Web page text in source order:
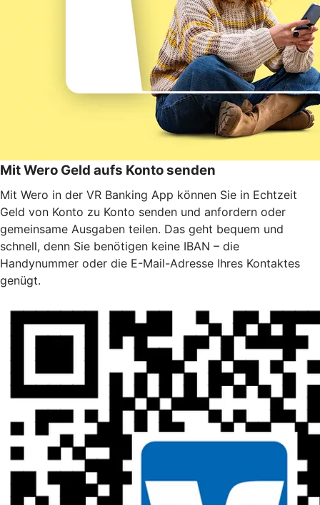
Mit Wero Geld aufs Konto senden
Mit Wero in der VR Banking App können Sie in Echtzeit
Geld von Konto zu Konto senden und anfordern oder
gemeinsame Ausgaben teilen. Das geht bequem und
schnell, denn Sie benötigen keine IBAN – die
Handynummer oder die E-Mail-Adresse Ihres Kontaktes
genügt.